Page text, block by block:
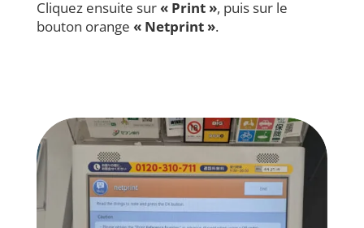
Cliquez ensuite sur « Print », puis sur le
bouton orange « Netprint ».